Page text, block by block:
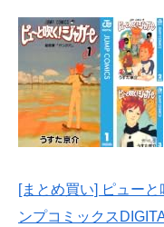
[まとめ買い] ピュー
ンプコミックス